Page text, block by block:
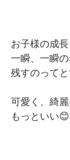
お子様の成
一瞬、一瞬
残すのって
可愛く、綺
もっといい😊